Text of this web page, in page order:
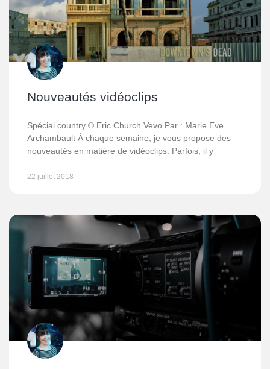
Nouveautés vidéoclips
Spécial country © Eric Church Vevo Par : Marie Eve
Archambault À chaque semaine, je vous propose des
nouveautés en matière de vidéoclips. Parfois, il y
22 juillet 2018